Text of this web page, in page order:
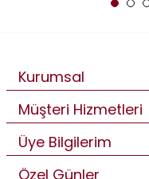
Kurumsal
Müşteri Hizmetleri
Üye Bilgilerim
Özel Günler